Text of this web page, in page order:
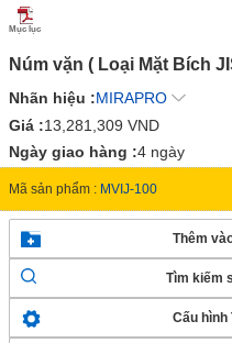
Mục lục
Núm vặn ( Loại Mặt Bích
Nhãn hiệu :MIRAPRO
Giá :13,281,309 VND
Ngày giao hàng :4 ngày
Mã sản phẩm : MVIJ-100
Thêm
Tìm kiếm
Cấu hình